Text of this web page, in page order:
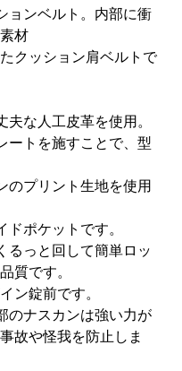
ョンベルト。内部に衝
材
クッション肩ベルトで
な人工皮革を使用。
ートを施すことで、型
のプリント生地を使用
ポケットです。
るっと回して簡単ロッ
質です。
前です。
のナスカンは強い力が
故や怪我を防止しま